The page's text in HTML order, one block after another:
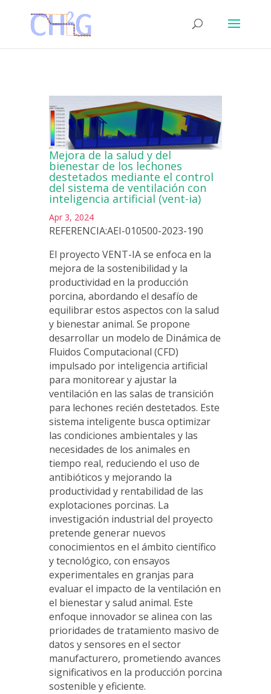
Mejora de la salud y del
bienestar de los lechones
destetados mediante el control
del sistema de ventilación con
inteligencia artificial (vent-ia)
Apr 3, 2024
REFERENCIA:AEI-010500-2023-190
El proyecto VENT-IA se enfoca en la
mejora de la sostenibilidad y la
productividad en la producción
porcina, abordando el desafío de
equilibrar estos aspectos con la salud
y bienestar animal. Se propone
desarrollar un modelo de Dinámica de
Fluidos Computacional (CFD)
impulsado por inteligencia artificial
para monitorear y ajustar la
ventilación en las salas de transición
para lechones recién destetados. Este
sistema inteligente busca optimizar
las condiciones ambientales y las
necesidades de los animales en
tiempo real, reduciendo el uso de
antibióticos y mejorando la
productividad y rentabilidad de las
explotaciones porcinas. La
investigación industrial del proyecto
pretende generar nuevos
conocimientos en el ámbito científico
y tecnológico, con ensayos
experimentales en granjas para
evaluar el impacto de la ventilación en
el bienestar y salud animal. Este
enfoque innovador se alinea con las
prioridades de tratamiento masivo de
datos y sensores en el sector
manufacturero, prometiendo avances
significativos en la producción porcina
sostenible y eficiente.